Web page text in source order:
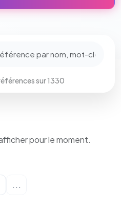
sur 1330
pour le moment.
...